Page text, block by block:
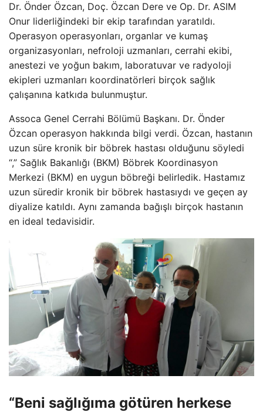
Dr. Önder Özcan, Doç. Özcan Dere ve Op. Dr. ASIM
Onur liderliğindeki bir ekip tarafından yaratıldı.
Operasyon operasyonları, organlar ve kumaş
organizasyonları, nefroloji uzmanları, cerrahi ekibi,
anestezi ve yoğun bakım, laboratuvar ve radyoloji
ekipleri uzmanları koordinatörleri birçok sağlık
çalışanına katkıda bulunmuştur.
Assoca Genel Cerrahi Bölümü Başkanı. Dr. Önder
Özcan operasyon hakkında bilgi verdi. Özcan, hastanın
uzun süre kronik bir böbrek hastası olduğunu söyledi
“,” Sağlık Bakanlığı (BKM) Böbrek Koordinasyon
Merkezi (BKM) en uygun böbreği belirledik. Hastamız
uzun süredir kronik bir böbrek hastasıydı ve geçen ay
diyalize katıldı. Aynı zamanda bağışlı birçok hastanın
en ideal tedavisidir.
“Beni sağlığıma götüren herkese